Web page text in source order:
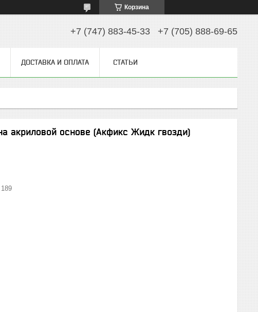
Корзина
+7 (747) 883-45-33 +7 (705) 888-69-65
ДОСТАВКА И ОПЛАТА СТАТЬИ
акриловой основе (Акфикс Жидк гвозди)
189